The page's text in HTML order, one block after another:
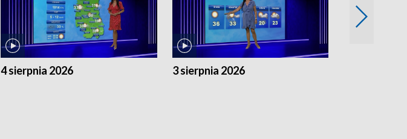
4 sierpnia 2026 3 sierpnia 2026